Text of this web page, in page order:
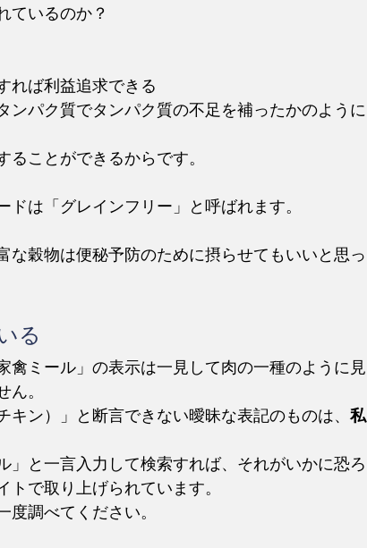
ているのか？
れば利益追求できる
ンパク質でタンパク質の不足を補ったかのように
ことができるからです。
は「グレインフリー」と呼ばれます。
穀物は便秘予防のために摂らせてもいいと思っ
る
禽ミール」の表示は一見して肉の一種のように見
。
キン）」と断言できない曖昧な表記のものは、 私
」と一言入力して検索すれば、それがいかに恐ろ
で取り上げられています。
調べてください。